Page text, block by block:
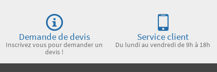
Demande de devis
Inscrivez vous pour demander un
devis !
Service client
Du lundi au vendredi de 9h à 18h